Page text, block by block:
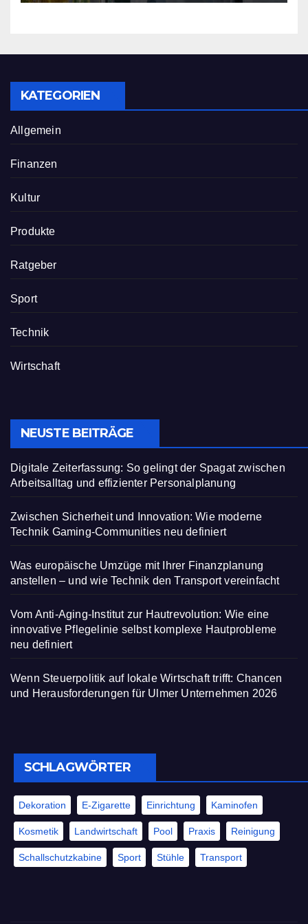
neu definiert
KATEGORIEN
Allgemein
Finanzen
Kultur
Produkte
Ratgeber
Sport
Technik
Wirtschaft
NEUSTE BEITRÄGE
Digitale Zeiterfassung: So gelingt der Spagat zwischen
Arbeitsalltag und effizienter Personalplanung
Zwischen Sicherheit und Innovation: Wie moderne
Technik Gaming-Communities neu definiert
Was europäische Umzüge mit Ihrer Finanzplanung
anstellen – und wie Technik den Transport vereinfacht
Vom Anti-Aging-Institut zur Hautrevolution: Wie eine
innovative Pflegelinie selbst komplexe Hautprobleme
neu definiert
Wenn Steuerpolitik auf lokale Wirtschaft trifft: Chancen
und Herausforderungen für Ulmer Unternehmen 2026
SCHLAGWÖRTER
Dekoration E-Zigarette Einrichtung Kaminofen
Kosmetik Landwirtschaft Pool Praxis Reinigung
Schallschutzkabine Sport Stühle Transport